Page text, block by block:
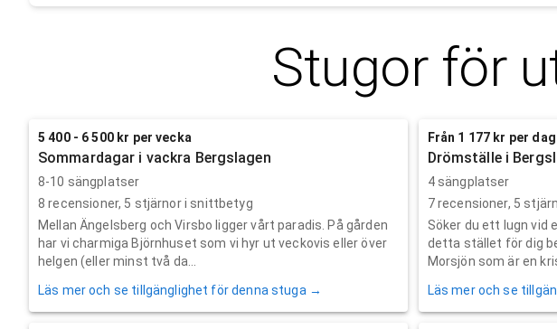
Stugor för
5 400 - 6 500 kr per vecka
Sommardagar i vackra Bergslagen
8-10 sängplatser
8 recensioner, 5 stjärnor i snittbetyg
Mellan Ängelsberg och Virsbo ligger vårt paradis. På gården
har vi charmiga Björnhuset som vi hyr ut veckovis eller över
helgen (eller minst två da...
Läs mer och se tillgänglighet för denna stuga →
Från 1 177 kr per dag
Drömställe i
4 sängplatser
7recensioner, 5
Söker du ett lugn
detta stället för dig
Morsjön som är en
Läs mer och se